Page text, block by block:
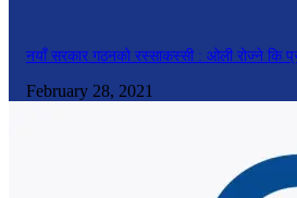
नयाँ सरकार गठनको रस्साकस्सी : ओली रोज्ने कि
February 28, 2021